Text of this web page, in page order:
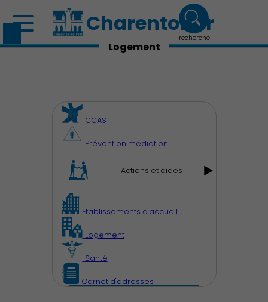
Charenton.fr
recherche
Logement
CCAS
Prévention médiation
Actions et aides
Etablissements d'accueil
Logement
Santé
Carnet d'adresses